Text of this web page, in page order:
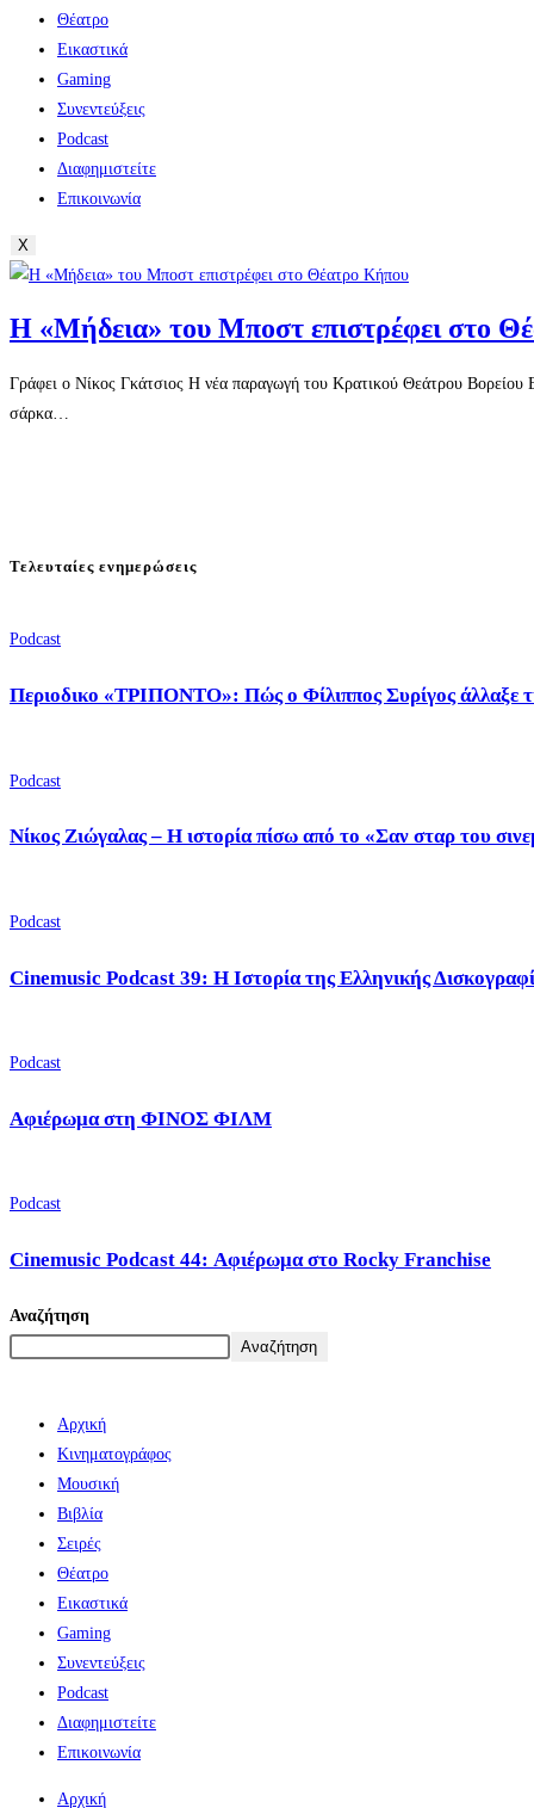
Θέατρο
Εικαστικά
Gaming
Συνεντεύξεις
Podcast
Διαφημιστείτε
Επικοινωνία
X
Η «Μήδεια» του Μποστ επιστρέφει στο
Γράφει ο Νίκος Γκάτσιος Η νέα παραγωγή του Κρατικού Θεάτρου
σάρκα…
Τελευταίες ενημερώσεις
Podcast
Περιοδικο «ΤΡΙΠΟΝΤΟ»: Πώς ο Φίλιππος Συρίγος άλλαξε
Podcast
Νίκος Ζιώγαλας – Η ιστορία πίσω από το «Σαν σταρ του
Podcast
Cinemusic Podcast 39: Η Ιστορία της Ελληνικής
Podcast
Αφιέρωμα στη ΦΙΝΟΣ ΦΙΛΜ
Podcast
Cinemusic Podcast 44: Αφιέρωμα στο Rocky Franchise
Αναζήτηση
Αναζήτηση
Αρχική
Κινηματογράφος
Μουσική
Βιβλία
Σειρές
Θέατρο
Εικαστικά
Gaming
Συνεντεύξεις
Podcast
Διαφημιστείτε
Επικοινωνία
Αρχική